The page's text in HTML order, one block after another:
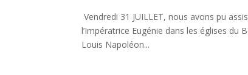
Vendredi 31 JUILLET, nous avons pu
l’Impératrice Eugénie dans les églises du
Louis Napoléon...